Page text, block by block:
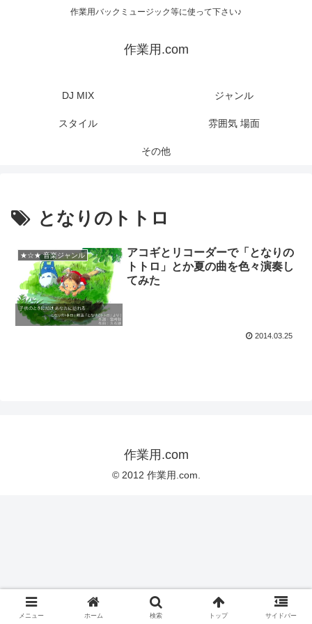
作業用バックミュージック等に使って下さい♪
作業用.com
DJ MIX ジャンル
スタイル 雰囲気 場面
その他
となりのトトロ
★☆★ 音楽ジャンル
アコギとリコーダーで「となりの
トトロ」とか夏の曲を色々演奏し
てみた
2014.03.25
作業用.com
© 2012 作業用.com.
メニュー ホーム 検索 トップ サイドバー